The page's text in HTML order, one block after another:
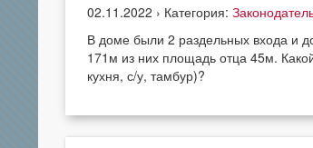
02.11.2022 › Категория:
В доме были 2 раздельных входа и
171м из них площадь отца 45м.
кухня, с/у, тамбур)?